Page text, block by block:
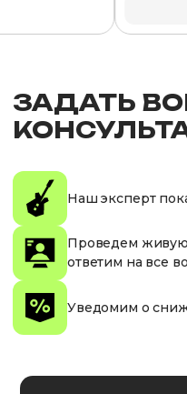
ЗАДАТЬ
Наш эксперт
Проведем живую
ответим на все
Уведомим о